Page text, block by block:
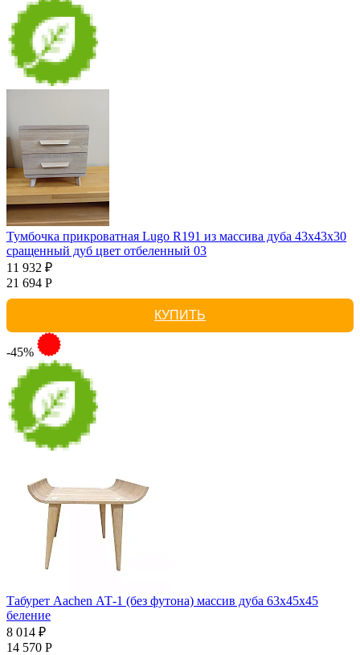
Тумбочка прикроватная Lugo R191 из массива дуба 43х43х30
сращенный дуб цвет отбеленный 03
11 932 ₽
21 694 Р
КУПИТЬ
-45%
Табурет Aachen АТ-1 (без футона) массив дуба 63х45х45
беление
8 014 ₽
14 570 Р